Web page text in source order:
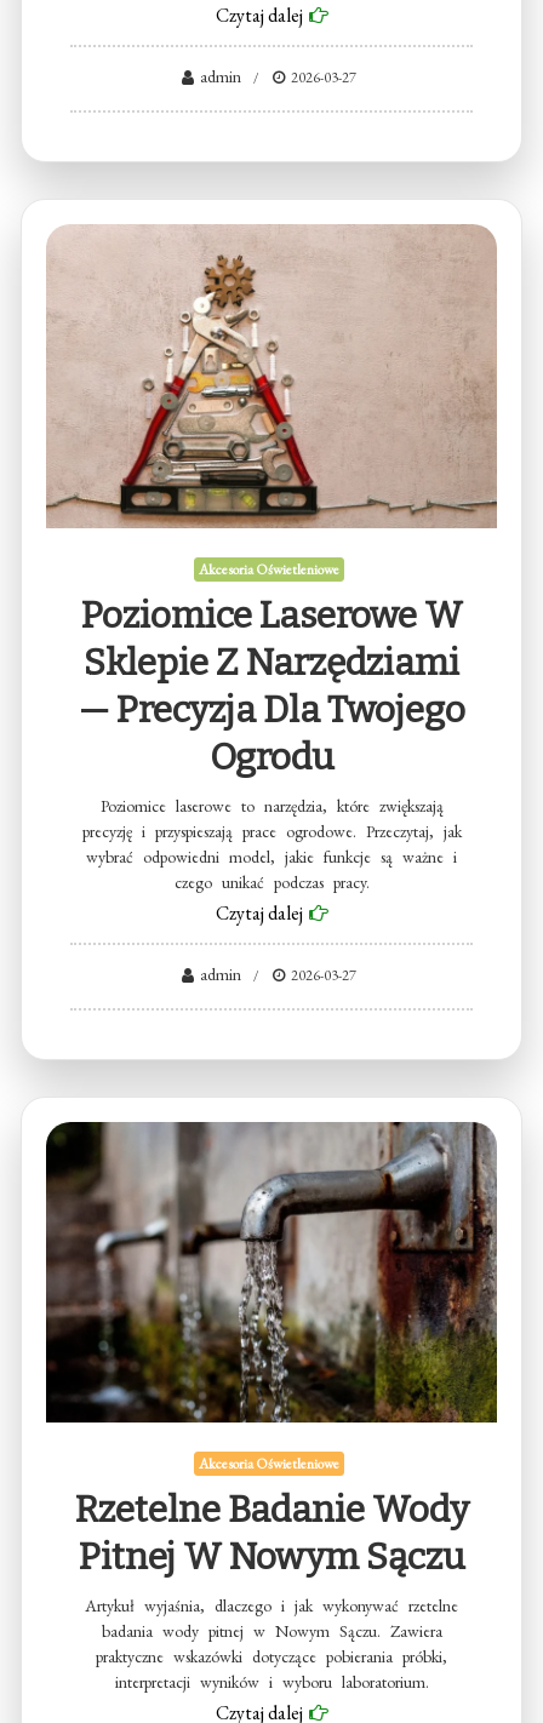
Czytaj dalej
admin 2026-03-27
Akcesoria Oświetleniowe
Poziomice Laserowe W
Sklepie Z Narzędziami
— Precyzja Dla Twojego
Ogrodu
Poziomice laserowe to narzędzia, które zwiększają
precyzję i przyspieszają prace ogrodowe. Przeczytaj, jak
wybrać odpowiedni model, jakie funkcje są ważne i
czego unikać podczas pracy.
Czytaj dalej
admin 2026-03-27
Akcesoria Oświetleniowe
Rzetelne Badanie Wody
Pitnej W Nowym Sączu
Artykuł wyjaśnia, dlaczego i jak wykonywać rzetelne
badania wody pitnej w Nowym Sączu. Zawiera
praktyczne wskazówki dotyczące pobierania próbki,
interpretacji wyników i wyboru laboratorium.
Czytaj dalej